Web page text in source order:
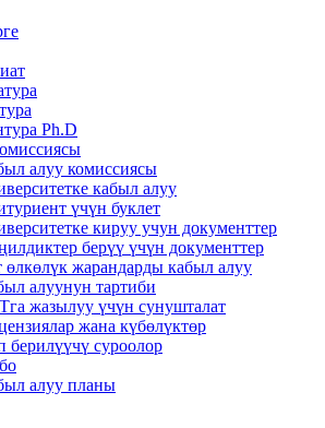
Ph.D
алуу комиссиясы
кабыл алуу
үчүн буклет
кируу учун документтер
берүү үчүн документтер
өлкөлүк жарандарды кабыл алуу
алуунун тартиби
жазылуу үчүн сунушталат
жана күбөлүктөр
берилүүчү суроолор
алуу планы